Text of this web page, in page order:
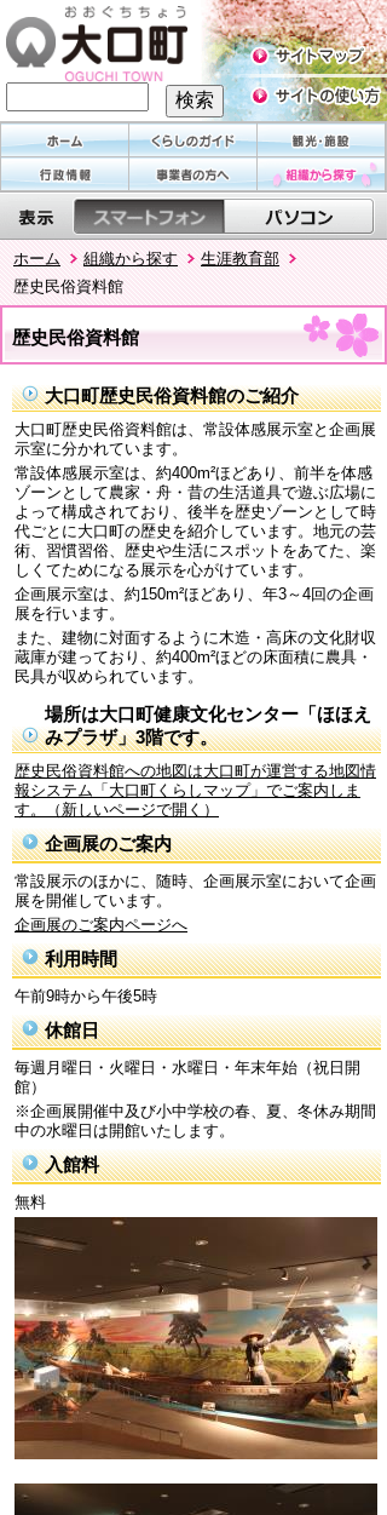
ホーム 組織から探す
生涯教育部
歴史民俗資料館
歴史民俗資料館
大口町歴史民俗資料館のご紹介
大口町歴史民俗資料館は、常設体感展示室と企画展
示室に分かれています。
常設体感展示室は、約400m²ほどあり、前半を体感
ゾーンとして農家・舟・昔の生活道具で遊ぶ広場に
よって構成されており、後半を歴史ゾーンとして時
代ごとに大口町の歴史を紹介しています。地元の芸
術、習慣習俗、歴史や生活にスポットをあてた、楽
しくてためになる展示を心がけています。
企画展示室は、約150m²ほどあり、年3～4回の企画
展を行います。
また、建物に対面するように木造・高床の文化財収
蔵庫が建っており、約400m²ほどの床面積に農具・
民具が収められています。
場所は大口町健康文化センター「ほほえ
みプラザ」3階です。
歴史民俗資料館への地図は大口町が運営する地図情
報システム「大口町くらしマップ」でご案内しま
す。（新しいページで開く）
企画展のご案内
常設展示のほかに、随時、企画展示室において企画
展を開催しています。
企画展のご案内ページへ
利用時間
午前9時から午後5時
休館日
毎週月曜日・火曜日・水曜日・年末年始 （祝日開
館）
※企画展開催中及び小中学校の春、夏、冬休み期間
中の水曜日は開館いたします。
入館料
無料